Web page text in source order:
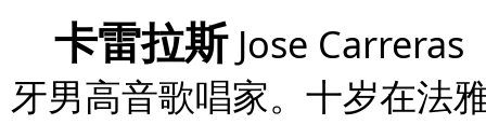
卡雷拉斯Jose Carreras
牙男高音歌唱家。十岁在法